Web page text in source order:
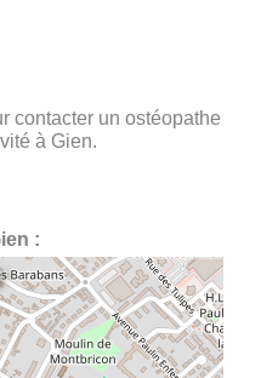
contacter un ostéopathe
à Gien.
: